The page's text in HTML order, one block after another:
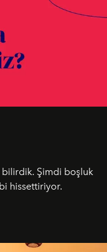
bilirdik. Şimdi boşluk
hissettiriyor.